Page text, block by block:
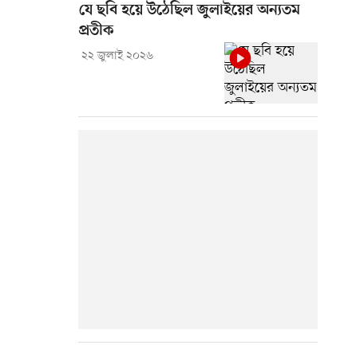
যে ছবি হয়ে উঠেছিল জুলাইয়ের অন্যতম
প্রতীক
২২ জুলাই ২০২৬